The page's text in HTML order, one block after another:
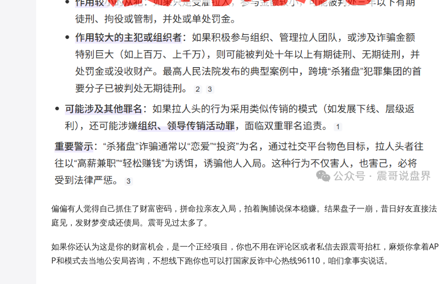
偏偏有人觉得自己抓住了财富密码，拼命拉亲友入局，拍着胸脯说保本稳赚。结果盘子一崩，昔日好友直接法
庭见，发财梦变成还债局。震哥见过太多了。
如果你还认为这是你的财富机会，是一个正经项目，你也不用在评论区或者私信去跟震哥抬杠，麻烦你拿着AP
P和模式去当地公安局咨询，不想线下跑你也可以打国家反诈中心热线96110，咱们拿事实说话。